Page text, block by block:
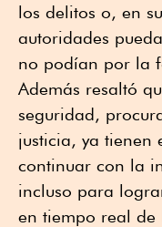
los delitos o, en
autoridades
no podían por la
Además resaltó
seguridad,
justicia, ya tienen
continuar con la
incluso para
en tiempo real de